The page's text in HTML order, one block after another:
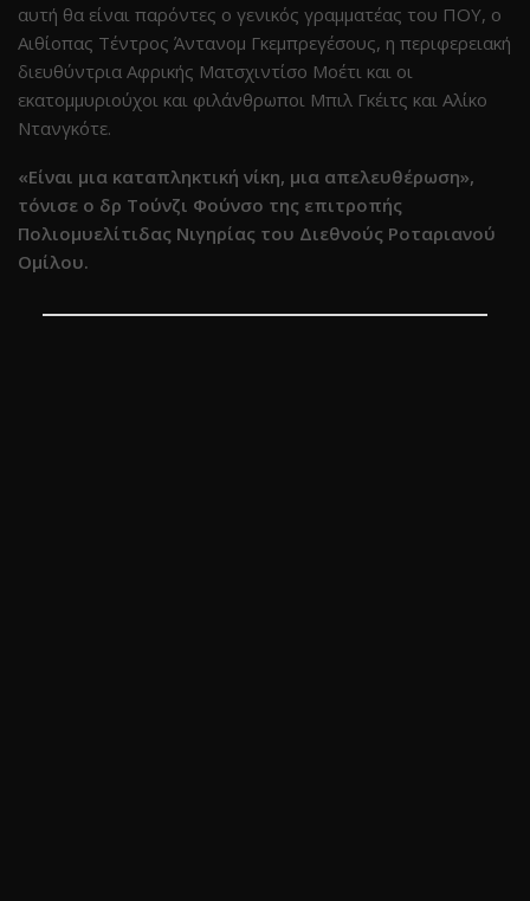
αυτή θα είναι παρόντες ο γενικός γραμματέας του ΠΟΥ, ο
Αιθίοπας Τέντρος Άντανομ Γκεμπρεγέσους, η περιφερειακή
διευθύντρια Αφρικής Ματσχιντίσο Μοέτι και οι
εκατομμυριούχοι και φιλάνθρωποι Μπιλ Γκέιτς και Αλίκο
Ντανγκότε.
«Είναι μια καταπληκτική νίκη, μια απελευθέρωση»,
τόνισε ο δρ Τούνζι Φούνσο της επιτροπής
Πολιομυελίτιδας Νιγηρίας του Διεθνούς Ροταριανού
Ομίλου.